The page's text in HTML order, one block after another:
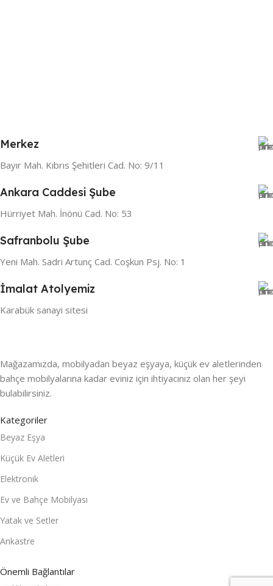
Merkez
Bayır Mah. Kıbrıs Şehitleri Cad. No: 9/11
Ankara Caddesi Şube
Hürriyet Mah. İnönü Cad. No: 53
Safranbolu Şube
Yeni Mah. Sadri Artunç Cad. Coşkun Psj. No: 1
İmalat Atolyemiz
Karabük sanayi sitesi
Mağazamızda, mobilyadan beyaz eşyaya, küçük ev aletlerinden
bahçe mobilyalarına kadar eviniz için ihtiyacınız olan her şeyi
bulabilirsiniz.
Kategoriler
Beyaz Eşya
Küçük Ev Aletleri
Elektronik
Ev ve Bahçe Mobilyası
Yatak ve Setler
Ankastre
Önemli Bağlantılar